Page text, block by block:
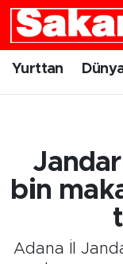
Yurttan
bin
Adana İl
Yurttan
Gündem
Eskişehir
Eskişehir
Eskişehir
Süper Lig